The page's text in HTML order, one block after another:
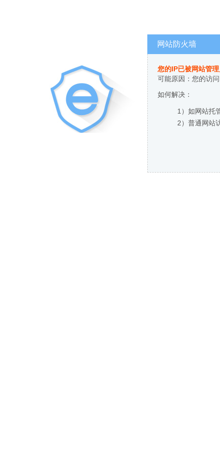
网站防火墙
您的IP已被网站管
可能原因：您的访
如何解决：
1）如网站托
2）普通网站